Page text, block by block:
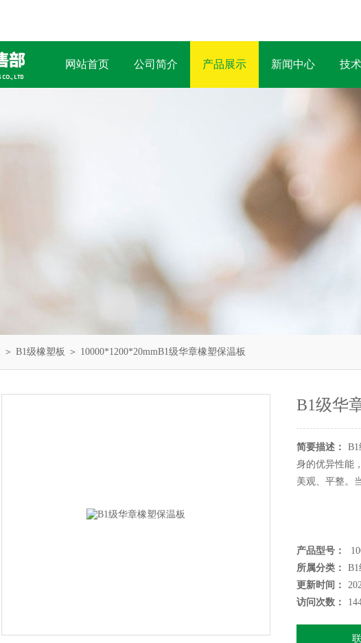
网站首页 公司简介 产品展示 新闻中心 技
＞ B1级橡塑板 ＞ 10000*1200*20mmB1级华章橡塑保温板
B1级华
简要描述：
身的优异性能
美观、平整。
产品型号：
所属分类：
更新时间：
访问次数：